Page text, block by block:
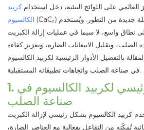
العالمي على اللوائح البيئية، دخل استخدام كربيد
الكالسيوم (CaC₂) في صناعة الصلب مرحلة جديدة من التطور. ويُستخدم
نطاق واسع، لا سيما في عمليات إزالة الكبريت
وتقليل الانبعاثات الضارة، وتعزيز كفاءة
بالتفصيل الأدوار الرئيسية لكربيد الكالسيوم
في صناعة الصلب واتجاهات تطبيقاته المستقبلية.
1. الدور الرئيسي لكربيد الكالسيوم في
صناعة الصلب
كربيد الكالسيوم بشكل رئيسي لإزالة الكبريت
تُمكّنه من التفاعل بفعالية مع العناصر الضارة،